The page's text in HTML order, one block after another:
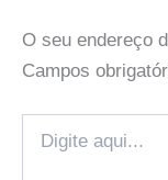
O seu endereço
Campos
aqui...